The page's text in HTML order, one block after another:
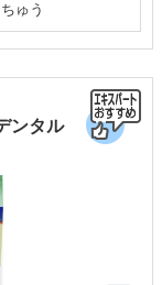
ゅう
ンタル